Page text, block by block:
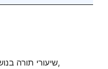
שיעורי תורה בנושא זרע שמשון בכל יום חמישי,